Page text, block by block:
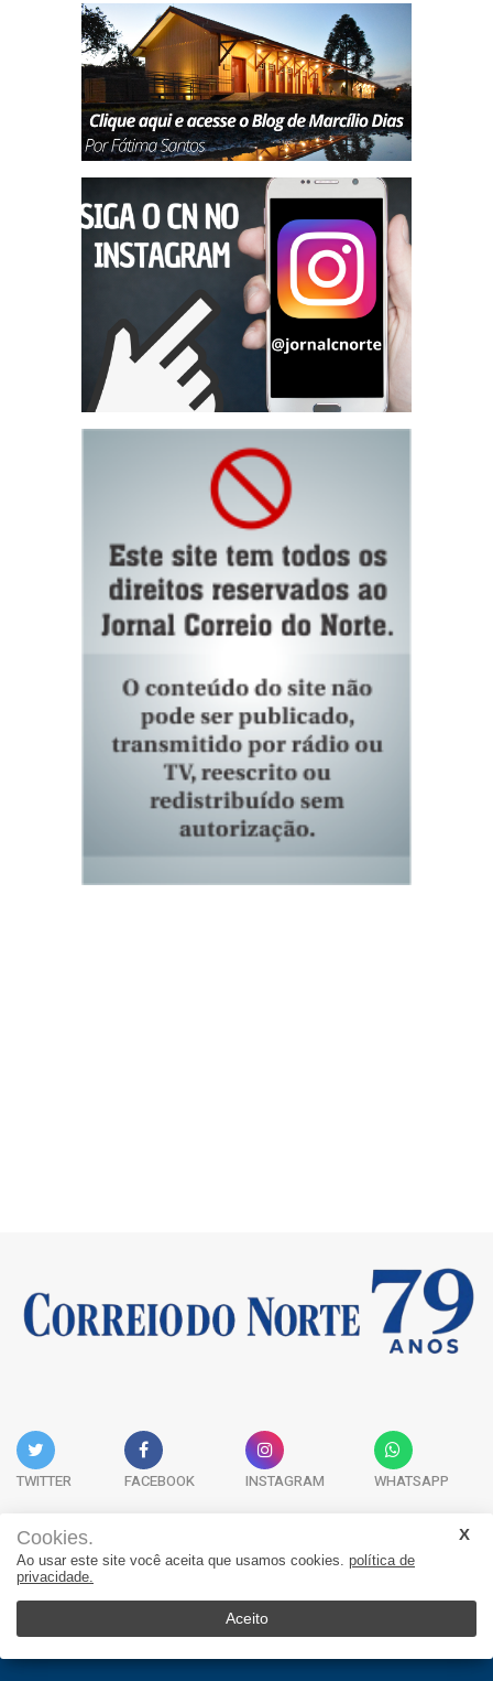
TWITTER FACEBOOK INSTAGRAM WHATSAPP
Acervo Digital Fale Conosco Quem Somos
Cookies.
Ao usar este site você aceita que usamos cookies. política de
privacidade.
Aceito